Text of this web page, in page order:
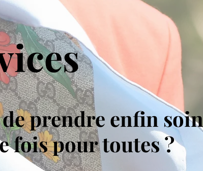
de prendre enfin soin
fois pour toutes ?